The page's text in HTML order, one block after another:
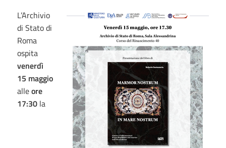
L’Archivio
di Stato di
Roma
ospita
venerdì
15 maggio
alleore
17:30la